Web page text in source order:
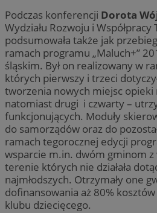
Podczas konferencji Dorota
Wydziału Rozwoju i
podsumowała także jak
ramach programu „Maluch+”
śląskim. Był on realizowany w
których pierwszy i trzeci
tworzenia nowych miejsc opieki
natomiast drugi i czwarty –
funkcjonujących. Moduły
do samorządów oraz do
ramach tegorocznej edycji
wsparcie m.in. dwóm gminom z
terenie których nie działała
najmłodszych. Otrzymały one
dofinansowania aż 80%
klubu dziecięcego.